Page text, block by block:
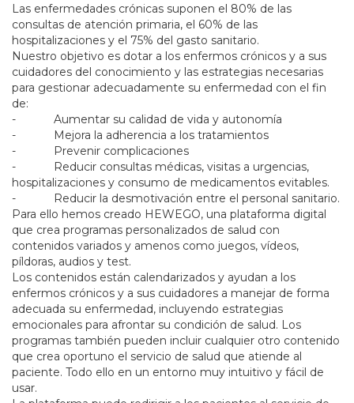
Las enfermedades crónicas suponen el 80% de las
consultas de atención primaria, el 60% de las
hospitalizaciones y el 75% del gasto sanitario.
Nuestro objetivo es dotar a los enfermos crónicos y a sus
cuidadores del conocimiento y las estrategias necesarias
para gestionar adecuadamente su enfermedad con el fin
de:
- Aumentar su calidad de vida y autonomía
- Mejora la adherencia a los tratamientos
- Prevenir complicaciones
- Reducir consultas médicas, visitas a urgencias,
hospitalizaciones y consumo de medicamentos evitables.
- Reducir la desmotivación entre el personal sanitario.
Para ello hemos creado HEWEGO, una plataforma digital
que crea programas personalizados de salud con
contenidos variados y amenos como juegos, vídeos,
píldoras, audios y test.
Los contenidos están calendarizados y ayudan a los
enfermos crónicos y a sus cuidadores a manejar de forma
adecuada su enfermedad, incluyendo estrategias
emocionales para afrontar su condición de salud. Los
programas también pueden incluir cualquier otro contenido
que crea oportuno el servicio de salud que atiende al
paciente. Todo ello en un entorno muy intuitivo y fácil de
usar.